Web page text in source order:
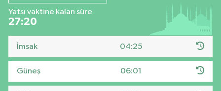
Yatsı vaktine kalan süre
27:20
İmsak 04:25
Güneş 06:01